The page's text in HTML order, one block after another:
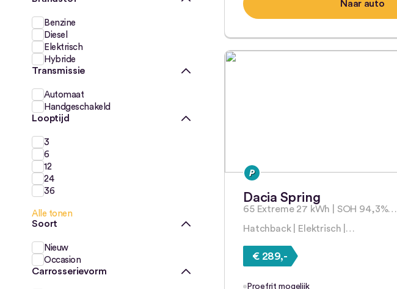
Benzine
Diesel
Elektrisch
Hybride
Transmissie
Automaat
Handgeschakeld
Looptijd
3
6
12
24
36
Alle tonen
Soort
Nieuw
Occasion
Carrosserievorm
Naar auto
Dacia Spring
65 Extreme 27 kWh | SOH 94,3%…
Hatchback | Elektrisch |…
€ 289,-
Proefrit mogelijk